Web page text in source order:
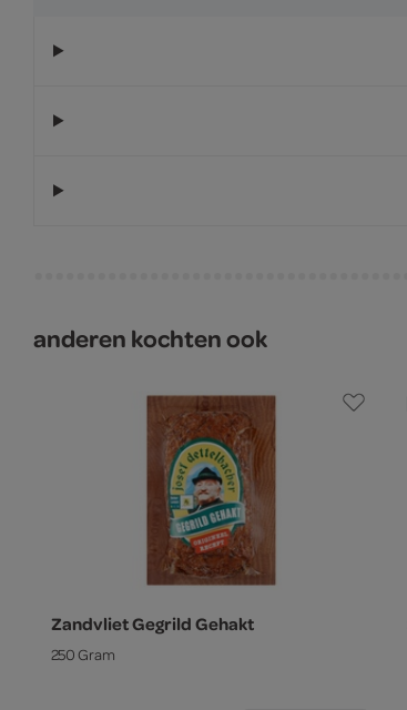
anderen kochten ook
Zandvliet Gegrild Gehakt
250 Gram